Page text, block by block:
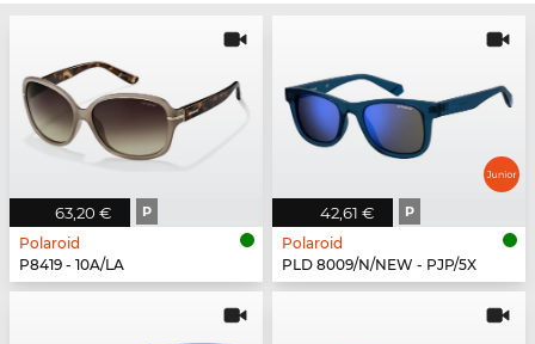
63,20 € P
Polaroid
P8419 - 10A/LA
42,61 € P
Polaroid
PLD 8009/N/NEW - PJP/5X